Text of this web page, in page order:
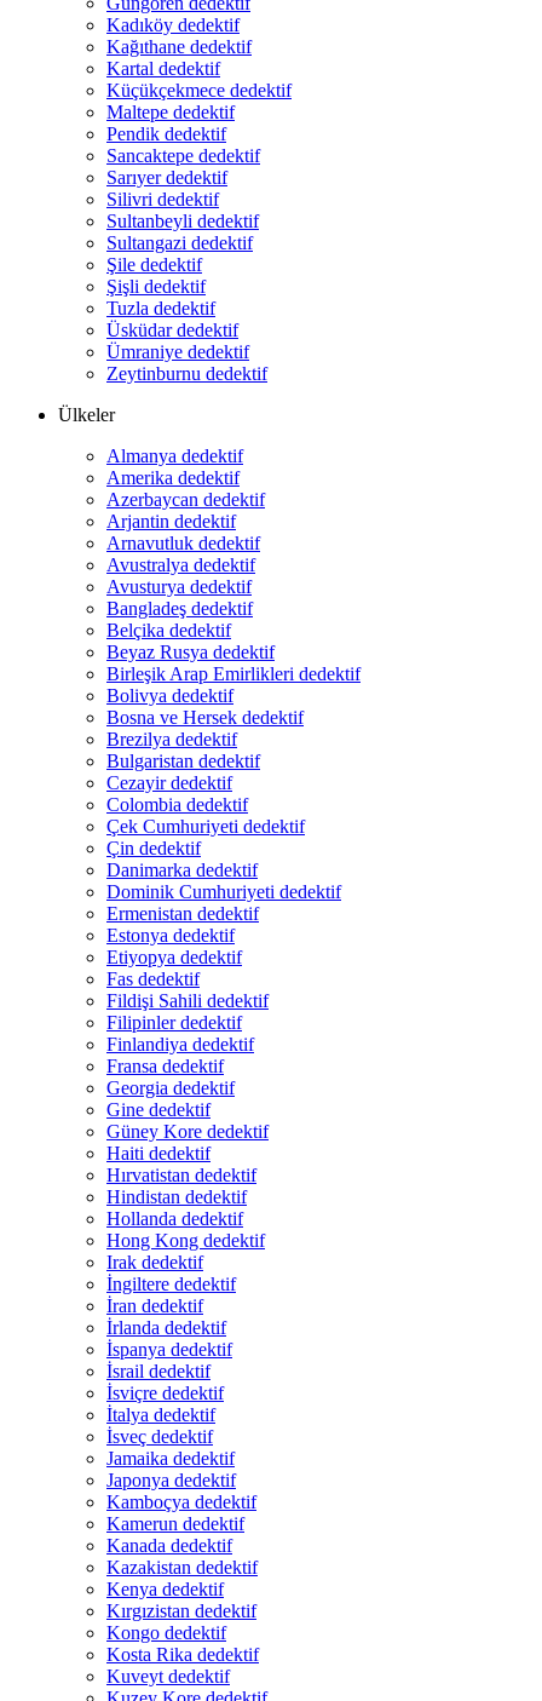
Kadıköy dedektif
Kağıthane dedektif
Kartal dedektif
Küçükçekmece dedektif
Maltepe dedektif
Pendik dedektif
Sancaktepe dedektif
Sarıyer dedektif
Silivri dedektif
Sultanbeyli dedektif
Sultangazi dedektif
Şile dedektif
Şişli dedektif
Tuzla dedektif
Üsküdar dedektif
Ümraniye dedektif
Zeytinburnu dedektif
Ülkeler
Almanya dedektif
Amerika dedektif
Azerbaycan dedektif
Arjantin dedektif
Arnavutluk dedektif
Avustralya dedektif
Avusturya dedektif
Bangladeş dedektif
Belçika dedektif
Beyaz Rusya dedektif
Birleşik Arap Emirlikleri dedektif
Bolivya dedektif
Bosna ve Hersek dedektif
Brezilya dedektif
Bulgaristan dedektif
Cezayir dedektif
Colombia dedektif
Çek Cumhuriyeti dedektif
Çin dedektif
Danimarka dedektif
Dominik Cumhuriyeti dedektif
Ermenistan dedektif
Estonya dedektif
Etiyopya dedektif
Fas dedektif
Fildişi Sahili dedektif
Filipinler dedektif
Finlandiya dedektif
Fransa dedektif
Georgia dedektif
Gine dedektif
Güney Kore dedektif
Haiti dedektif
Hırvatistan dedektif
Hindistan dedektif
Hollanda dedektif
Hong Kong dedektif
Irak dedektif
İngiltere dedektif
İran dedektif
İrlanda dedektif
İspanya dedektif
İsrail dedektif
İsviçre dedektif
İtalya dedektif
İsveç dedektif
Jamaika dedektif
Japonya dedektif
Kamboçya dedektif
Kamerun dedektif
Kanada dedektif
Kazakistan dedektif
Kenya dedektif
Kırgızistan dedektif
Kongo dedektif
Kosta Rika dedektif
Kuveyt dedektif